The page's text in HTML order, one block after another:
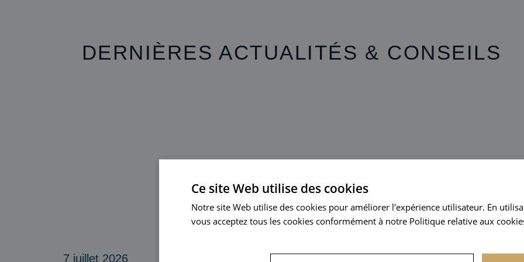
DERNIÈRES ACTUALITÉS & CONSEILS
7 juillet 2026 18 juin 2026
Ce site Web utilise des cookies
Notre site Web utilise des cookies pour améliorer l'expérience utilisateur. En
vous acceptez tous les cookies conformément à notre Politique relative aux